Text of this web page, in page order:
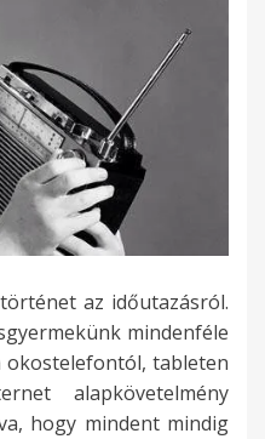
az időutazásról.
mindenféle
okostelefontól, tableten
alapkövetelmény
hogy mindent mindig